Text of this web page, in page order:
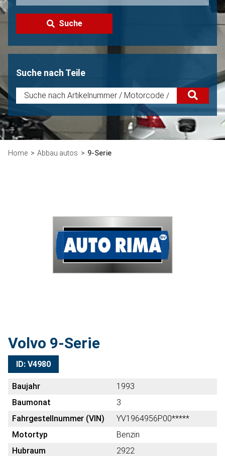
Suche
Suche nach Teile
Home Abbau autos 9-Serie
Volvo 9-Serie
ID: V4980
Baujahr
1993
Baumonat
3
Fahrgestellnummer (VIN)
YV1964956P00*****
Motortyp
Benzin
Hubraum
2922